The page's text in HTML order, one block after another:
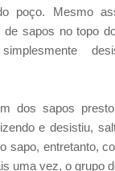
poço. Mesmo
sapos no topo
dos sapos
e desistiu,
sapo, entretanto,
uma vez, o grupo